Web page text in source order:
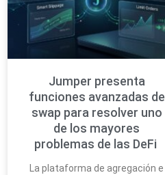
Jumper presenta
funciones avanzadas de
swap para resolver uno
de los mayores
problemas de las DeFi
La plataforma de agregación e